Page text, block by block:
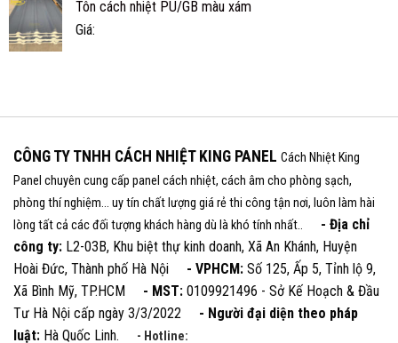
Tôn cách nhiệt PU/GB màu xám
Giá:
CÔNG TY TNHH CÁCH NHIỆT KING PANEL Cách Nhiệt King
Panel chuyên cung cấp panel cách nhiệt, cách âm cho phòng sạch,
phòng thí nghiệm... uy tín chất lượng giá rẻ thi công tận nơi, luôn làm hài
lòng tất cả các đối tượng khách hàng dù là khó tính nhất..
- Địa chỉ
công ty: L2-03B, Khu biệt thự kinh doanh, Xã An Khánh, Huyện
Hoài Đức, Thành phố Hà Nội - VPHCM: Số 125, Ấp 5, Tỉnh lộ 9,
Xã Bình Mỹ, TP.HCM - MST: 0109921496 - Sở Kế Hoạch & Đầu
Tư Hà Nội cấp ngày 3/3/2022 - Người đại diện theo pháp
luật: Hà Quốc Linh. - Hotline: